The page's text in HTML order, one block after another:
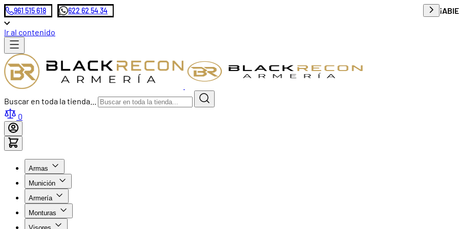
Envío
961 515 618 622 62 54 34
Ir al contenido
Buscar en toda la tienda...
0
Armas
Munición
Armería
Monturas